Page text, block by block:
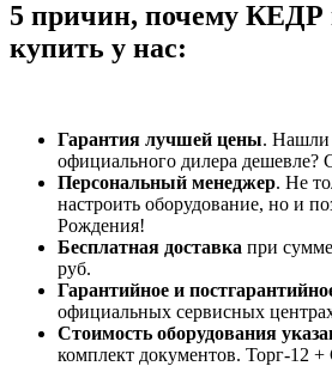
5 причин, почему КЕДР
купить у нас:
Гарантия лучшей цены. Нашли
официального дилера дешевле?
Персональный менеджер. Не
настроить оборудование, но и
Рождения!
Бесплатная доставка при
руб.
Гарантийное и
официальных сервисных
Стоимость оборудования
комплект документов. Торг-12 +